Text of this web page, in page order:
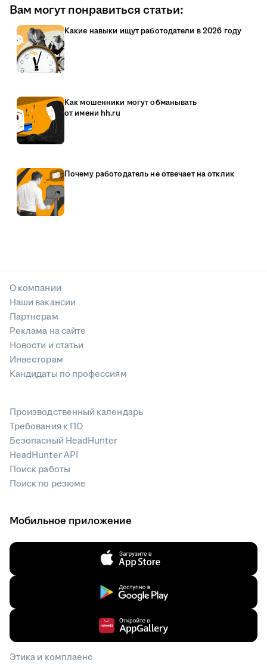
Вам могут понравиться статьи:
Какие навыки ищут работодатели в 2026 году
Как мошенники могут обманывать
от имени hh.ru
Почему работодатель не отвечает на отклик
О компании
Наши вакансии
Партнерам
Реклама на сайте
Новости и статьи
Инвесторам
Кандидаты по профессиям
Производственный календарь
Требования к ПО
Безопасный HeadHunter
HeadHunter API
Поиск работы
Поиск по резюме
Мобильное приложение
Этика и комплаенс